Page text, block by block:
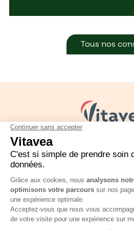
Tous nos
Nos
FAQ
Mentions
Politique de